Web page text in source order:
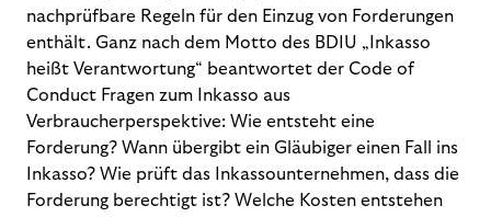
nachprüfbare Regeln für den Einzug von Forderungen
enthält. Ganz nach dem Motto des BDIU „Inkasso
heißt Verantwortung“ beantwortet der Code of
Conduct Fragen zum Inkasso aus
Verbraucherperspektive: Wie entsteht eine
Forderung? Wann übergibt ein Gläubiger einen Fall ins
Inkasso? Wie prüft das Inkassounternehmen, dass die
Forderung berechtigt ist? Welche Kosten entstehen